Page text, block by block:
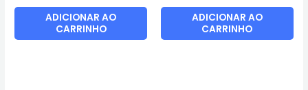
ADICIONAR AO
CARRINHO
ADICIONAR AO
CARRINHO